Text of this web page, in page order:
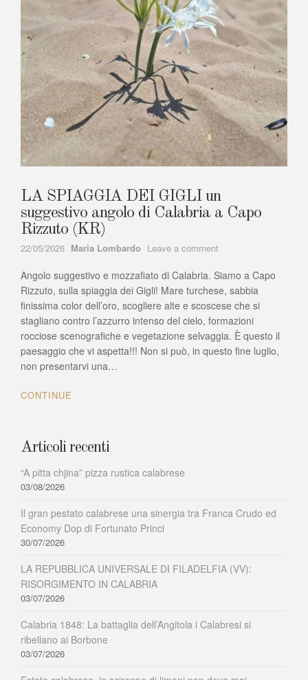
LA SPIAGGIA DEI GIGLI un
suggestivo angolo di Calabria a Capo
Rizzuto (KR)
22/05/2026 Author
Maria Lombardo Leave a comment
SPIAGGIA
DEI
GIGLI
un
suggestivo
angolo
di
Angolo suggestivo e mozzafiato di Calabria. Siamo a Capo
Rizzuto, sulla spiaggia dei Gigli! Mare turchese, sabbia
finissima color dell’oro, scogliere alte e scoscese che si
stagliano contro l’azzurro intenso del cielo, formazioni
rocciose scenografiche e vegetazione selvaggia. È questo il
paesaggio che vi aspetta!!! Non si può, in questo fine luglio,
non presentarvi una…
CONTINUE
Articoli recenti
“A pitta chjina” pizza rustica calabrese
03/08/2026
Il gran pestato calabrese una sinergia tra Franca Crudo ed
Economy Dop di Fortunato Princi
30/07/2026
LA REPUBBLICA UNIVERSALE DI FILADELFIA (VV):
RISORGIMENTO IN CALABRIA
03/07/2026
Calabria 1848: La battaglia dell’Angitola i Calabresi si
ribellano ai Borbone
03/07/2026